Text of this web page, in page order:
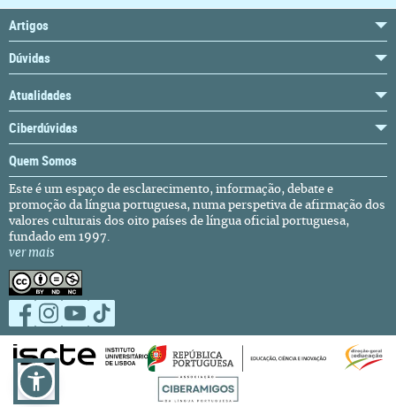
Artigos
Dúvidas
Atualidades
Ciberdúvidas
Quem Somos
Este é um espaço de esclarecimento, informação, debate e
promoção da língua portuguesa, numa perspetiva de afirmação dos
valores culturais dos oito países de língua oficial portuguesa,
fundado em 1997.
ver mais